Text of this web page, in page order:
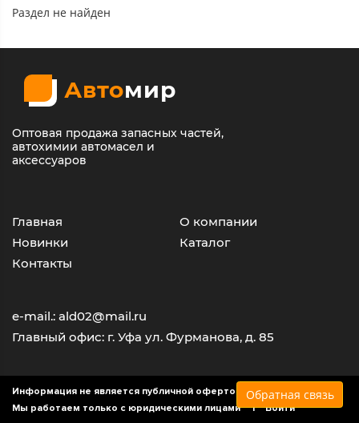
Обратная связь
Раздел не найден
Автомир
Оптовая продажа запасных частей,
автохимии автомасел и
аксессуаров
Главная
О компании
Новинки
Каталог
Контакты
e-mail.: ald02@mail.ru
Главный офис: г. Уфа ул. Фурманова, д. 85
Информация не является публичной офертой
Мы работаем только с юридическими лицами |
Войти